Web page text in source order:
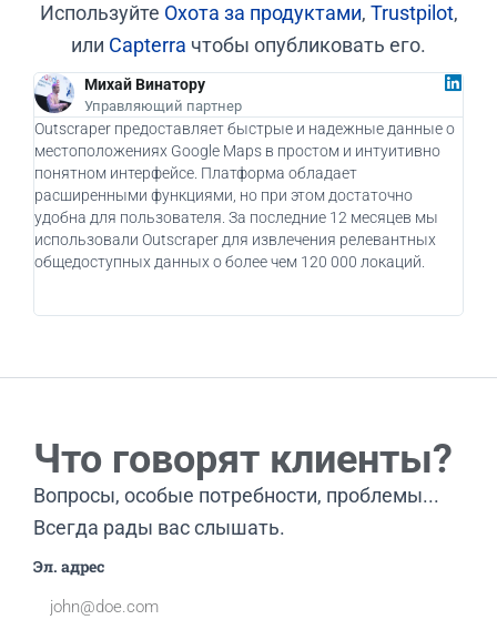
Используйте Охота за продуктами, Trustpilot,
или Capterra чтобы опубликовать его.
Михай Винатору
Управляющий партнер
Outscraper предоставляет быстрые и надежные данные о
местоположениях Google Maps в простом и интуитивно
понятном интерфейсе. Платформа обладает
расширенными функциями, но при этом достаточно
удобна для пользователя. За последние 12 месяцев мы
использовали Outscraper для извлечения релевантных
общедоступных данных о более чем 120 000 локаций.
Что говорят клиенты?
Вопросы, особые потребности, проблемы...
Всегда рады вас слышать.
Эл. адрес